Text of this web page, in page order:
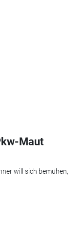
Maut
will sich bemühen,